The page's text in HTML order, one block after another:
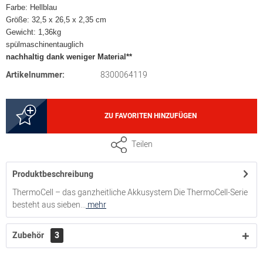
Farbe: Hellblau
Größe: 32,5 x 26,5 x 2,35 cm
Gewicht: 1,36kg
spülmaschinentauglich
nachhaltig dank weniger Material**
Artikelnummer: 8300064119
ZU FAVORITEN HINZUFÜGEN
Teilen
Produktbeschreibung
ThermoCell – das ganzheitliche Akkusystem Die ThermoCell-Serie
besteht aus sieben... mehr
Zubehör 3